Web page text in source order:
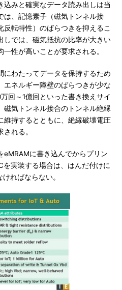
込みと確実なデータ読み出しは当
は、記憶素子（磁気トンネル接
転特性）のばらつきを抑えるこ
しでは、磁気抵抗の比率が大きい
性が高いことが要求される。
わたってデータを保持するため
エネルギー障壁のばらつきが少な
回～1億回といった書き換えサイ
磁気トンネル接合のトンネル絶縁
維持するとともに、絶縁破壊電圧
れる。
に書き込んでからプリン
を実装する場合は、はんだ付けに
ればならない。